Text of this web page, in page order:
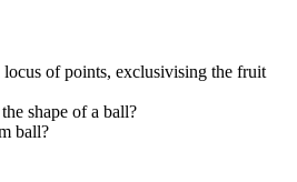
locus of points, exclusivising the fruit
shape of a ball?
ball?